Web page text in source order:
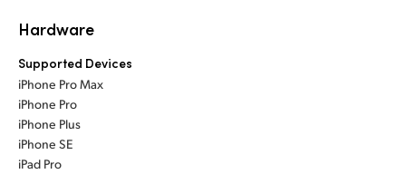
Hardware
Supported Devices
iPhone Pro Max
iPhone Pro
iPhone Plus
iPhone SE
iPad Pro